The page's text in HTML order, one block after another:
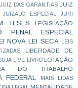
JUIZ DAS GARANTIAS JUIZ
JUIZADO ESPECIAL JURI
TESES
LEGISLAÇÃO
PENAL ESPECIAL
NOVA LEI SECA
LEIS
LIBERDADE DE
LIVE LIVRO LOTAÇÃO
DO TRABALHO
FEDERAL
MAIS LIDAS
MENTALIDADE